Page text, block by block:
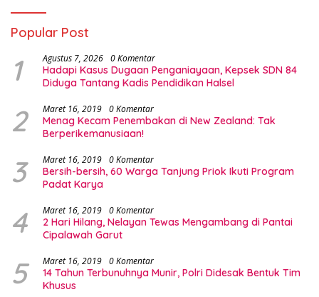
Popular Post
1 Agustus 7, 2026 0 Komentar
Hadapi Kasus Dugaan Penganiayaan, Kepsek SDN 84
Diduga Tantang Kadis Pendidikan Halsel
2 Maret 16, 2019 0 Komentar
Menag Kecam Penembakan di New Zealand: Tak
Berperikemanusiaan!
3 Maret 16, 2019 0 Komentar
Bersih-bersih, 60 Warga Tanjung Priok Ikuti Program
Padat Karya
4 Maret 16, 2019 0 Komentar
2 Hari Hilang, Nelayan Tewas Mengambang di Pantai
Cipalawah Garut
5 Maret 16, 2019 0 Komentar
14 Tahun Terbunuhnya Munir, Polri Didesak Bentuk Tim
Khusus